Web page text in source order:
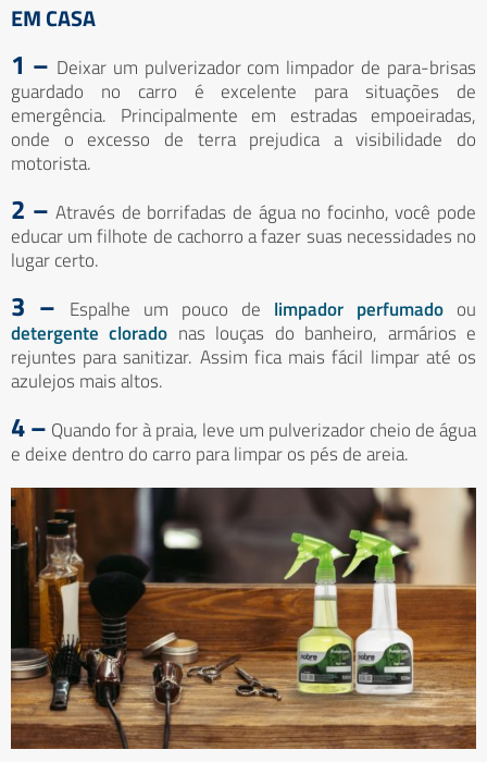
EM CASA
1 – Deixar um pulverizador com limpador de para-brisas
guardado no carro é excelente para situações de
emergência. Principalmente em estradas empoeiradas,
onde o excesso de terra prejudica a visibilidade do
motorista.
2 – Através de borrifadas de água no focinho, você pode
educar um filhote de cachorro a fazer suas necessidades no
lugar certo.
3 – Espalhe um pouco de limpador perfumado ou
detergente clorado nas louças do banheiro, armários e
rejuntes para sanitizar. Assim fica mais fácil limpar até os
azulejos mais altos.
4 – Quando for à praia, leve um pulverizador cheio de água
e deixe dentro do carro para limpar os pés de areia.